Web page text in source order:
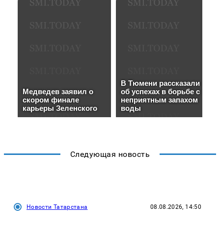
Следующая новость
Новости Татарстана 08.08.2026, 14:50